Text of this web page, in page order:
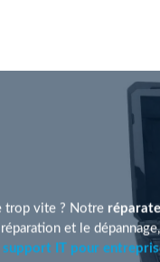
trop vite ? Notre
et le
support IT pour